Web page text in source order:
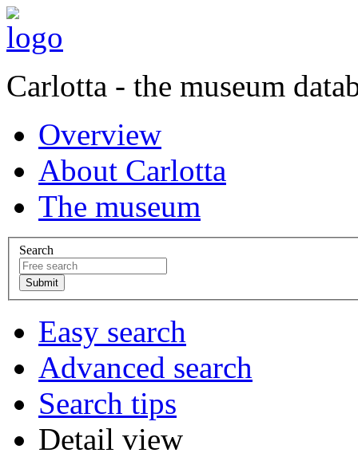
Carlotta - the museum
Overview
About Carlotta
The museum
Search
Easy search
Advanced search
Search tips
Detail view